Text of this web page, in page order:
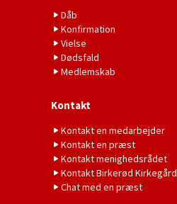
Dåb
Konfirmation
Vielse
Dødsfald
Medlemskab
Kontakt
Kontakt en medarbejder
Kontakt en præst
Kontakt menighedsrådet
Kontakt Birkerød Kirkegård
Chat med en præst